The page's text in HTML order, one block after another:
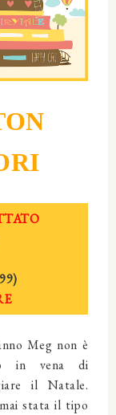
99)
Meg non è
in vena di
il Natale.
stata il tipo